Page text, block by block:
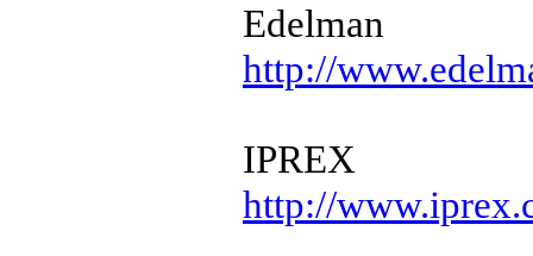
Edelman
http://
IPREX
http://